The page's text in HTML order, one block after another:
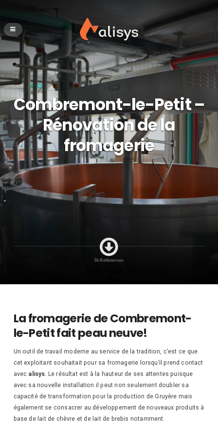
Combremont-le-Petit –
Rénovation de la
fromagerie
Références
La fromagerie de Combremont-
le-Petit fait peau neuve!
Un outil de travail moderne au service de la tradition, c’est ce que
cet exploitant souhaitait pour sa fromagerie lorsqu’il prend contact
avec alisys. Le résultat est à la hauteur de ses attentes puisque
avec sa nouvelle installation il peut non seulement doubler sa
capacité de transformation pour la production de Gruyère mais
également se consacrer au développement de nouveaux produits à
base de lait de chèvre et de lait de brebis notamment.